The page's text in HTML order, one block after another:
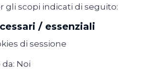
gli scopi indicati di seguito:
/ essenziali
di sessione
Noi